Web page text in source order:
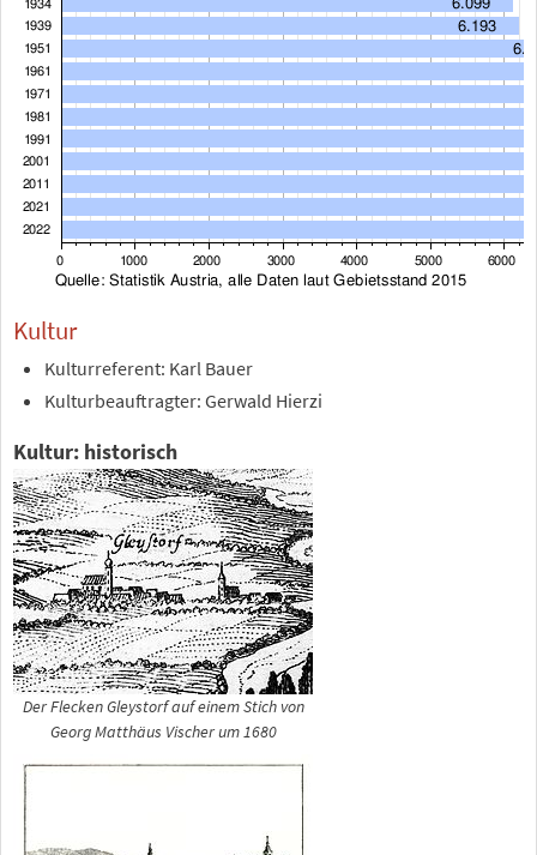
Kultur
Kulturreferent: Karl Bauer
Kulturbeauftragter: Gerwald Hierzi
Kultur: historisch
Der Flecken Gleystorf auf einem Stich von
Georg Matthäus Vischer um 1680